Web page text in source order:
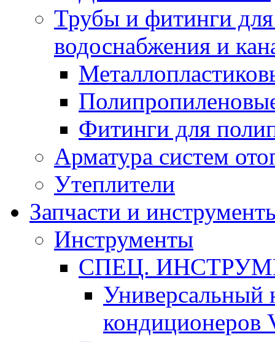
Трубы и фитинги
водоснабжения и
Фитинги для
Арматура систем
Утеплители
Запчасти и
Инструменты
СПЕЦ.
Универсальный
кондиционеров